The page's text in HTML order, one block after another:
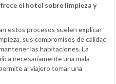
el hotel sobre limpieza y
estos procesos suelen explicar
sus compromisos de calidad
las habitaciones. La
necesariamente una mala
al viajero tomar una